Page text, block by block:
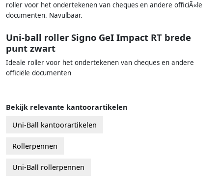
roller voor het ondertekenen van cheques en andere officiÃ«le
documenten. Navulbaar.
Uni-ball roller Signo GeI Impact RT brede
punt zwart
Ideale roller voor het ondertekenen van cheques en andere
officiële documenten
Bekijk relevante kantoorartikelen
Uni-Ball kantoorartikelen
Rollerpennen
Uni-Ball rollerpennen